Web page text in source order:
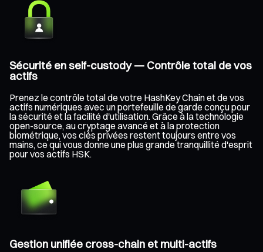
Sécurité en self-custody — Contrôle total de vos
actifs
Prenez le contrôle total de votre HashKey Chain et de vos
actifs numériques avec un portefeuille de garde conçu pour
la sécurité et la facilité d'utilisation. Grâce à la technologie
open-source, au cryptage avancé et à la protection
biométrique, vos clés privées restent toujours entre vos
mains, ce qui vous donne une plus grande tranquillité d'esprit
pour vos actifs HSK.
Gestion unifiée cross-chain et multi-actifs